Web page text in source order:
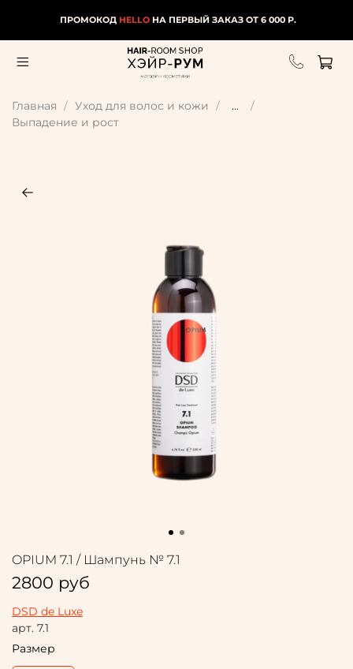
ПРОМОКОД HELLOНА ПЕРВЫЙ ЗАКАЗ ОТ 6 000 Р.
Главная Уход для волос и кожи
...
Выпадение и рост
DSD de Luxe
арт. 7.1
OPIUM 7.1 / Шампунь № 7.1
2800 руб
Размер